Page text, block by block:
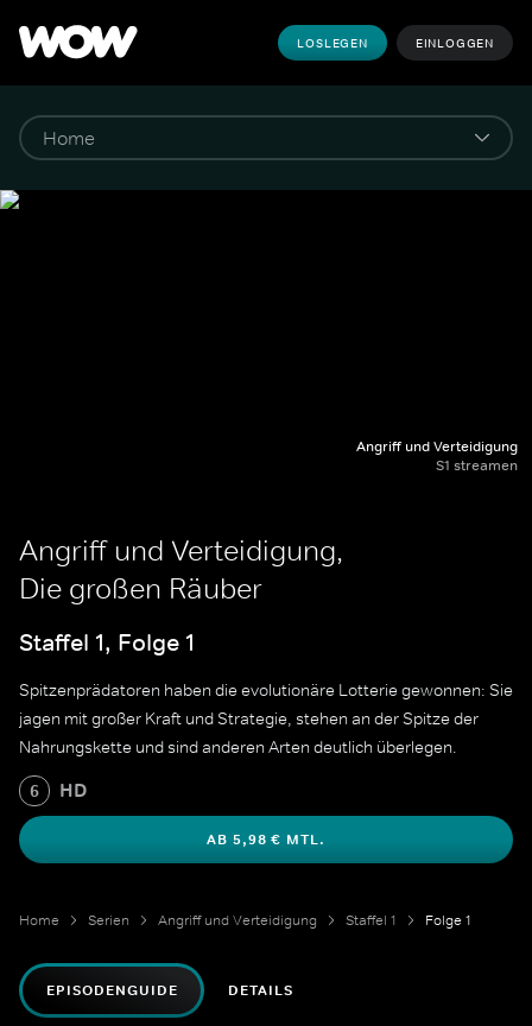
LOSLEGEN EINLOGGEN
Angriff und Verteidigung
S1 streamen
Angriff und Verteidigung,
Die großen Räuber
Staffel 1, Folge 1
Spitzenprädatoren haben die evolutionäre Lotterie gewonnen: Sie
jagen mit großer Kraft und Strategie, stehen an der Spitze der
Nahrungskette und sind anderen Arten deutlich überlegen.
6 HD
AB 5,98 € MTL.
Home Serien Angriff und Verteidigung Staffel 1 Folge 1
EPISODENGUIDE DETAILS